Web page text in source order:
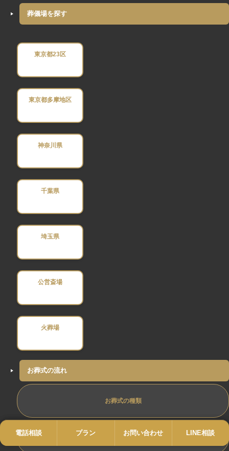
葬儀場を探す
東京都23区
東京都多摩地区
神奈川県
千葉県
埼玉県
公営斎場
火葬場
お葬式の流れ
お葬式の種類
もしもの時に行うべき事
電話 プラン お問い合わせ LINE
電話相談 プラン お問い合わせ LINE相談